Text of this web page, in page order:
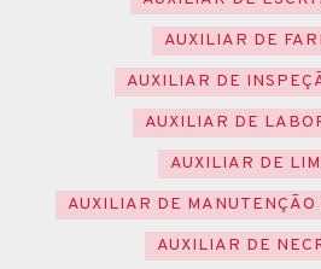
AUXILIAR DE
AUXILIAR DE
AUXILIAR DE
AUXILIAR DE
AUXILIAR DE MANUTENÇÃO
AUXILIAR DE